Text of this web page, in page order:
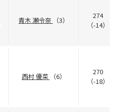
青木 瀬令奈 （3）
274
（-14）
西村 優菜 （6）
270
（-18）